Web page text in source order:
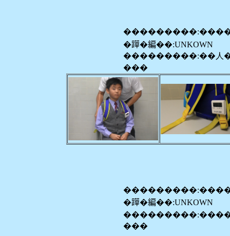
�𨅯�編��:UNKOWN
���������:��人�
���
�𨅯�編��:UNKOWN
���